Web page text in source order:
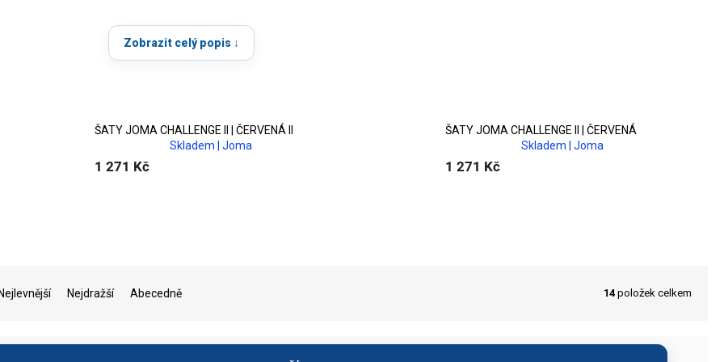
tréninku. Díky propracovanému střihu se šaty dobře nosí a neomezují v pohybu.
možnostpotisku(logo, jméno, číslo).
Zobrazit celý popis ↓
ŠATY JOMA CHALLENGE II | ČERVENÁ II
Skladem | Joma
1 271 Kč
ŠATY JOMA CHALLENGE II | ČERVENÁ
Skladem | Joma
1 271 Kč
Nejdražší Abecedně 14položek celkem